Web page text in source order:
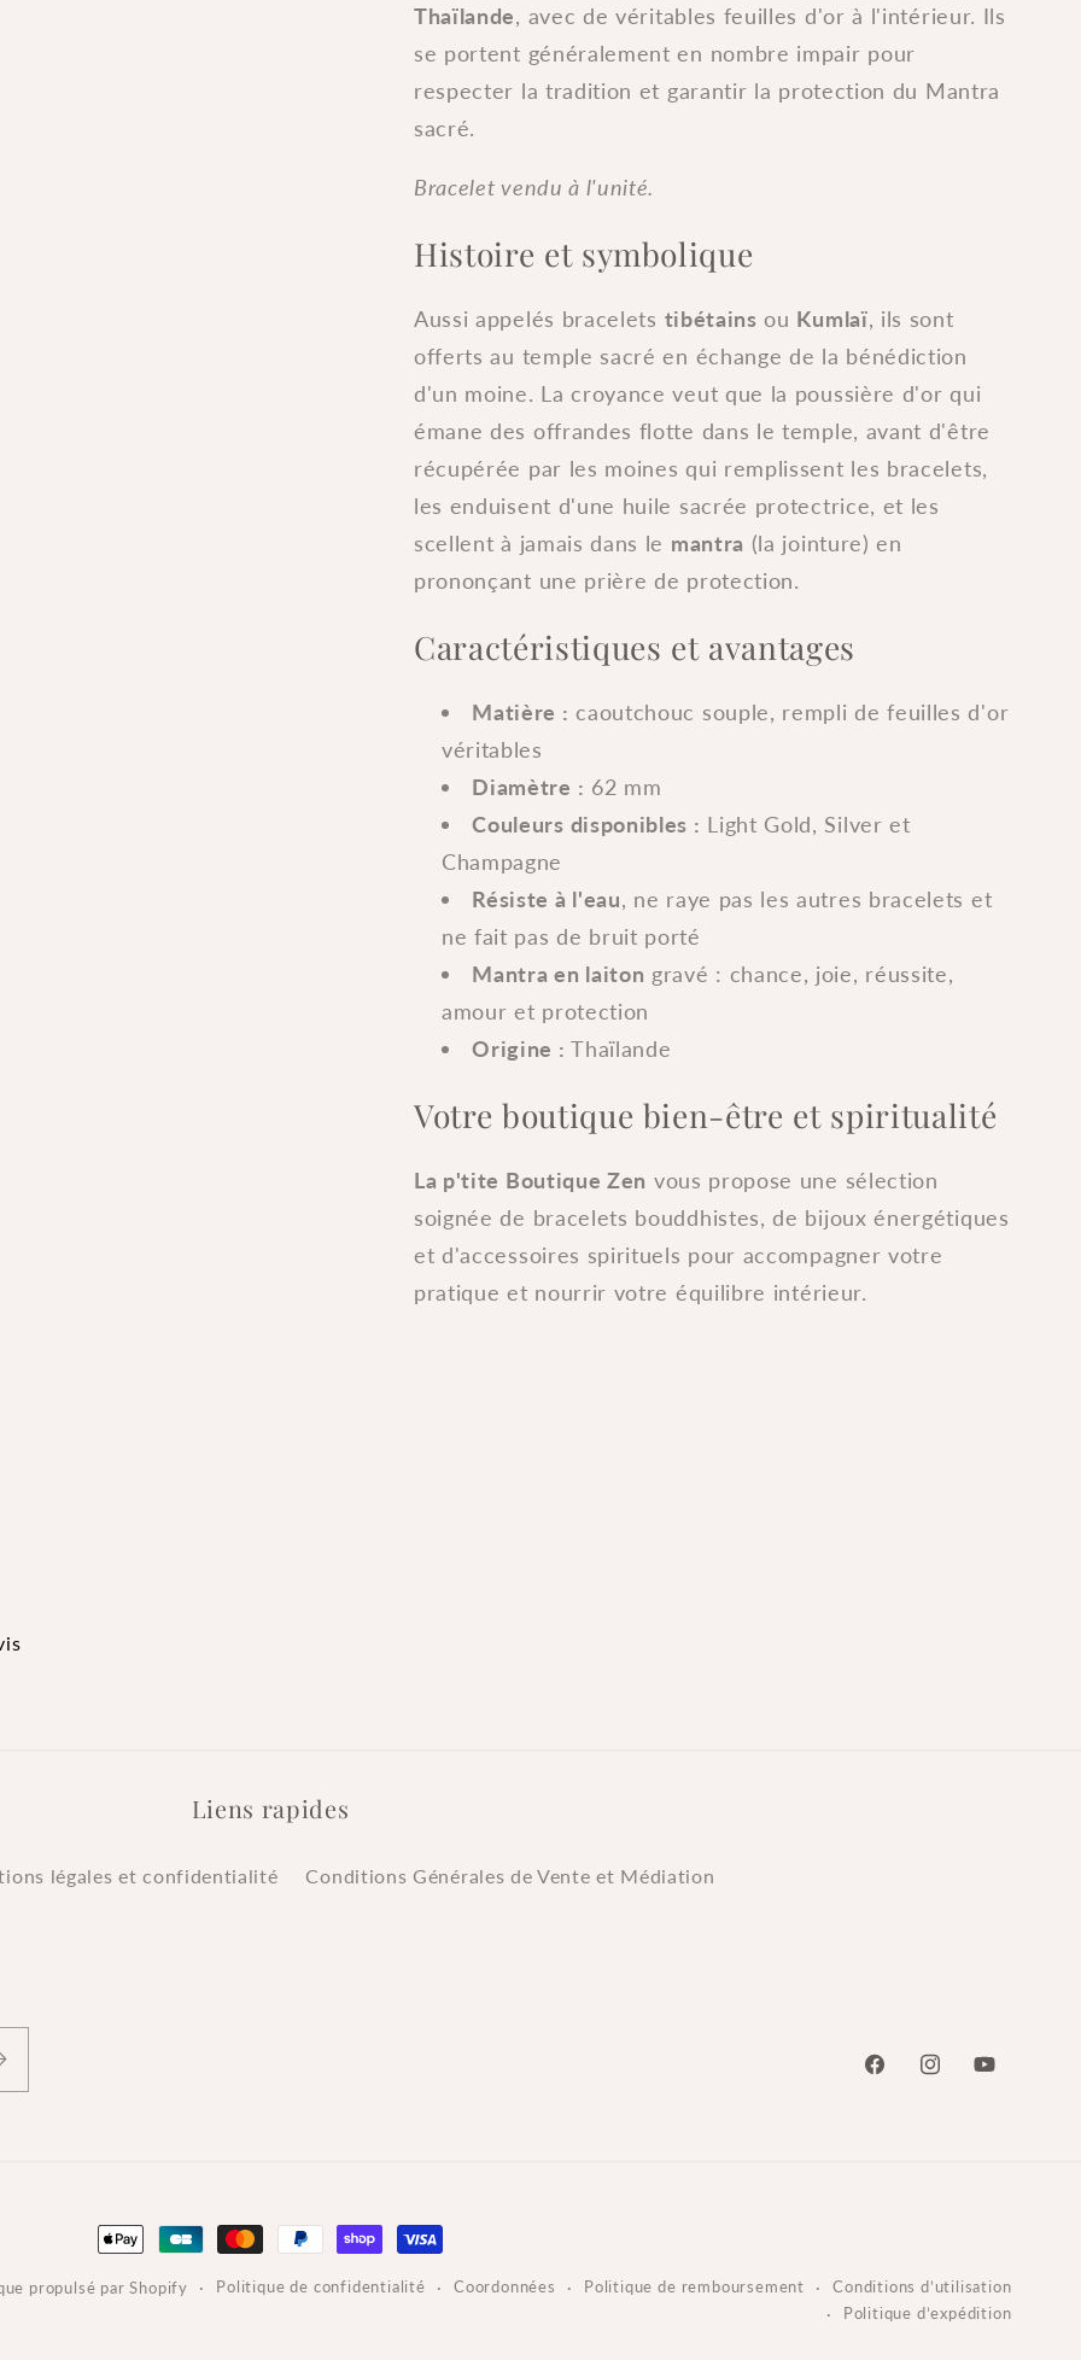
Gold/
Silver/
Champagne
62
mm
Gold/
Silver/
Champagne
mm
Thaïlande, avec de véritables feuilles d'or à l'intérieur. Ils
se portent généralement en nombre impair pour
respecter la tradition et garantir la protection du Mantra
sacré.
Bracelet vendu à l'unité.
Histoire et symbolique
Aussi appelés bracelets tibétains ou Kumlaï, ils sont
offerts au temple sacré en échange de la bénédiction
d'un moine. La croyance veut que la poussière d'or qui
émane des offrandes flotte dans le temple, avant d'être
récupérée par les moines qui remplissent les bracelets,
les enduisent d'une huile sacrée protectrice, et les
scellent à jamais dans le mantra (la jointure) en
prononçant une prière de protection.
Caractéristiques et avantages
Matière : caoutchouc souple, rempli de feuilles d'or
véritables
Diamètre : 62 mm
Couleurs disponibles : Light Gold, Silver et
Champagne
Résiste à l'eau, ne raye pas les autres bracelets et
ne fait pas de bruit porté
Mantra en laiton gravé : chance, joie, réussite,
amour et protection
Origine : Thaïlande
Votre boutique bien-être et spiritualité
La p'tite Boutique Zen vous propose une sélection
soignée de bracelets bouddhistes, de bijoux énergétiques
et d'accessoires spirituels pour accompagner votre
pratique et nourrir votre équilibre intérieur.
Liens rapides
légales et confidentialité Conditions Générales de Vente et Médiation
FacebookInstagramYouTube
Moyens
de
propulsé par Shopify Politique de confidentialité Coordonnées Politique de remboursement
Conditions d’utilisation
Politique d’expédition